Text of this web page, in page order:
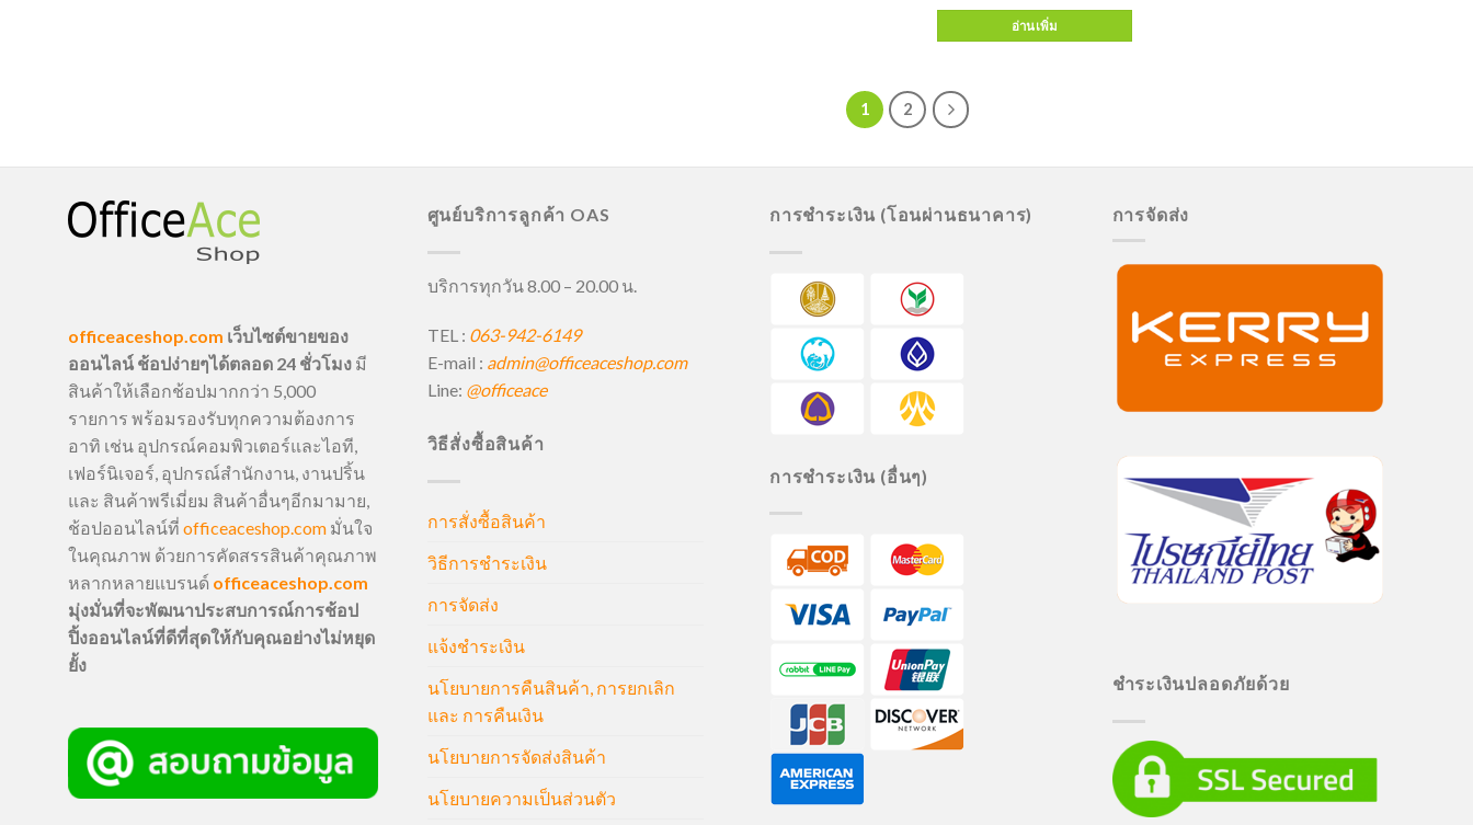
อ่านเพิ่ม
1 2
officeaceshop.com เว็บไซต์ขายของ
ออนไลน์ ช้อปง่ายๆได้ตลอด 24 ชั่วโมง มี
สินค้าให้เลือกช้อปมากกว่า 5,000
รายการ พร้อมรองรับทุกความต้องการ
อาทิ เช่น อุปกรณ์คอมพิวเตอร์และไอที,
เฟอร์นิเจอร์, อุปกรณ์สำนักงาน, งานปริ้น
และ สินค้าพรีเมี่ยม สินค้าอื่นๆอีกมามาย,
ช้อปออนไลน์ที่ officeaceshop.com มั่นใจ
ในคุณภาพ ด้วยการคัดสรรสินค้าคุณภาพ
หลากหลายแบรนด์ officeaceshop.com
มุ่งมั่นที่จะพัฒนาประสบการณ์การช้อป
ปิ้งออนไลน์ที่ดีที่สุดให้กับคุณอย่างไม่หยุด
ยั้ง
ศูนย์บริการลูกค้า OAS
บริการทุกวัน 8.00 – 20.00 น.
TEL : 063-942-6149
E-mail : admin@officeaceshop.com
Line: @officeace
วิธีสั่งซื้อสินค้า
การสั่งซื้อสินค้า
วิธีการชำระเงิน
การจัดส่ง
แจ้งชำระเงิน
นโยบายการคืนสินค้า, การยกเลิก
และ การคืนเงิน
นโยบายการจัดส่งสินค้า
นโยบายความเป็นส่วนตัว
การชำระเงิน (โอนผ่านธนาคาร)
การชำระเงิน (อื่นๆ)
การจัดส่ง
ชำระเงินปลอดภัยด้วย